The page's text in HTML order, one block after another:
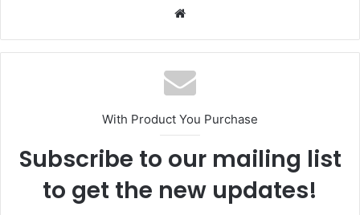
With Product You Purchase
Subscribe to our mailing list
to get the new updates!